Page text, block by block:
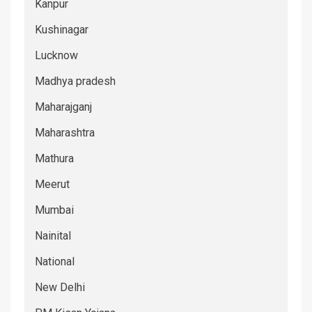
Kanpur
Kushinagar
Lucknow
Madhya pradesh
Maharajganj
Maharashtra
Mathura
Meerut
Mumbai
Nainital
National
New Delhi